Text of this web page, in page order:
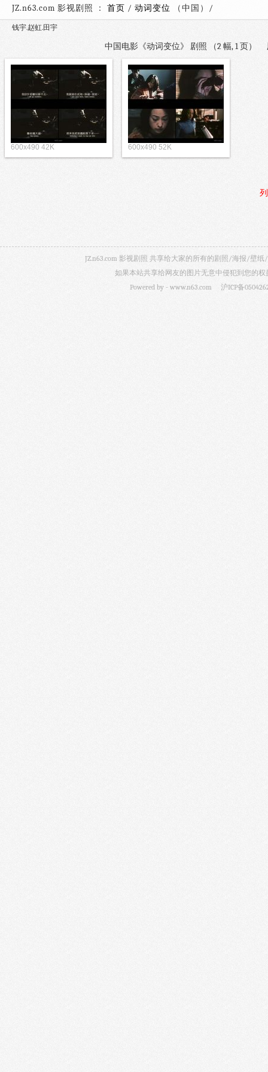
JZ.n63.com 影视剧照 ： 首页 / 动词变位 （中国）
钱宇.赵虹.田宇
中国电影《动词变位》 剧照 （2 幅, 1 页）
600x490 42K 600x490 52K
JZ.n63.com 影视剧照 共享给大家的所有的剧照/海报/壁
如果本站共享给网友的图片无意中侵犯到您的
Powered by - www.n63.com 沪ICP备